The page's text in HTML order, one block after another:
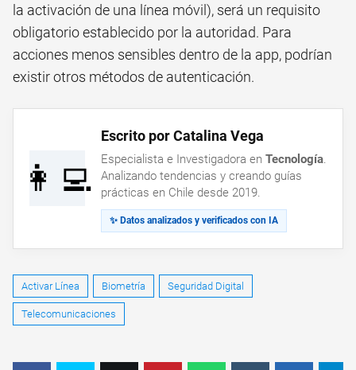
la activación de una línea móvil), será un requisito
obligatorio establecido por la autoridad. Para
acciones menos sensibles dentro de la app, podrían
existir otros métodos de autenticación.
👩‍💻
Escrito por Catalina Vega
Especialista e Investigadora en Tecnología.
Analizando tendencias y creando guías
prácticas en Chile desde 2019.
✨ Datos analizados y verificados con IA
Activar Línea Biometría Seguridad Digital
Telecomunicaciones